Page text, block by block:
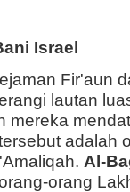
Israel
Fir'aun
lautan
mereka
adalah
Al-
orang